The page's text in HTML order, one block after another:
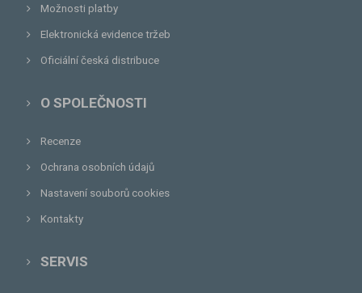
Možnosti platby
Elektronická evidence tržeb
Oficiální česká distribuce
O SPOLEČNOSTI
Recenze
Ochrana osobních údajů
Nastavení souborů cookies
Kontakty
SERVIS